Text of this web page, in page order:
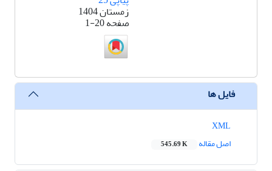
زمستان 1404
صفحه1-20
فایل ها
اصل مقاله
545.69 K